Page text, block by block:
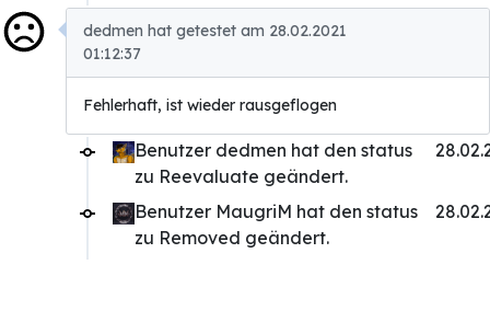
dedmen hat getestet am 28.02.2021
01:12:37
Fehlerhaft, ist wieder rausgeflogen
Benutzer dedmen hat den status
zu Reevaluate geändert.
Benutzer MaugriM hat den status
zu Removed geändert.